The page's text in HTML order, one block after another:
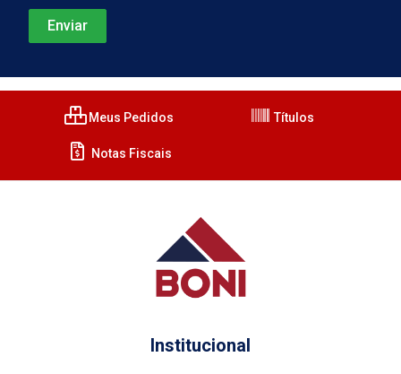
Meus Pedidos Títulos
Notas Fiscais
Institucional